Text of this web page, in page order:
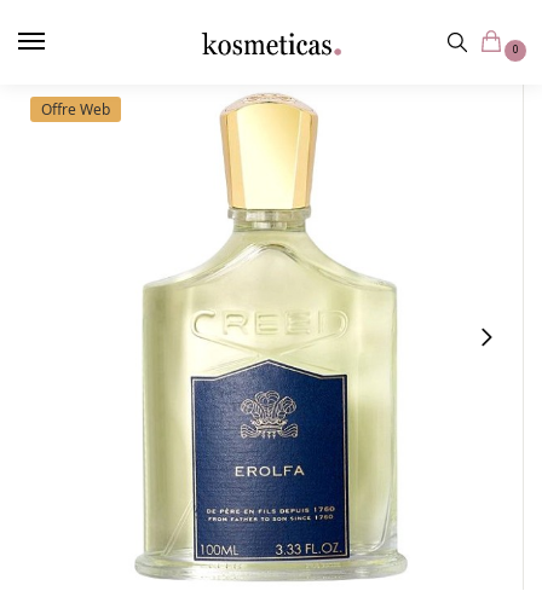
principal
0
Offre Web